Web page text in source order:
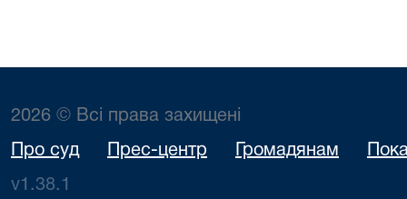
2026 © Всі права захищені
Про суд Прес-центр Громадянам
v1.38.1